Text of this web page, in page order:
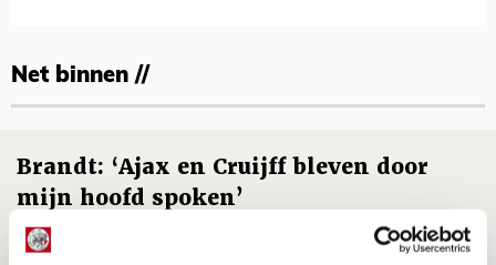
Net binnen //
Brandt: ‘Ajax en Cruijff bleven door
mijn hoofd spoken’
07 AUGUSTUS 2026 - 20:02